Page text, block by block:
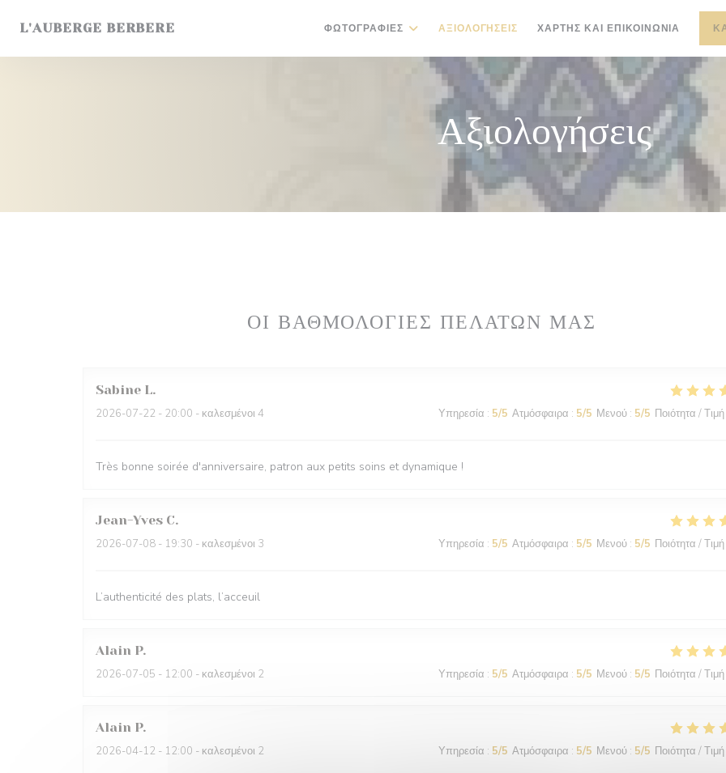
L'AUBERGE BERBERE ΦΩΤΟΓΡΑΦΊΕΣ ΑΞΙΟΛΟΓΉΣΕΙΣ ΧΆΡΤΗΣ ΚΑΙ ΕΠΙΚΟΙΝΩΝΊΑ
Αξιολογήσεις
ΟΙ ΒΑΘΜΟΛΟΓΊΕΣ ΠΕΛΑΤΏΝ ΜΑΣ
Sabine L
2026-07-22 - 20:00 - καλεσμένοι 4 Υπηρεσία : 5/5 Ατμόσφαιρα : 5/5 Μενού : 5/5 Ποιότητα / Τιμή
Très bonne soirée d'anniversaire, patron aux petits soins et dynamique !
Jean-Yves C
2026-07-08 - 19:30 - καλεσμένοι 3 Υπηρεσία : 5/5 Ατμόσφαιρα : 5/5 Μενού : 5/5 Ποιότητα / Τιμή
L’authenticité des plats, l’acceuil
Alain P
2026-07-05 - 12:00 - καλεσμένοι 2 Υπηρεσία : 5/5 Ατμόσφαιρα : 5/5 Μενού : 5/5 Ποιότητα / Τιμή
Alain P
2026-04-12 - 12:00 - καλεσμένοι 2 Υπηρεσία : 5/5 Ατμόσφαιρα : 5/5 Μενού : 5/5 Ποιότητα / Τιμή